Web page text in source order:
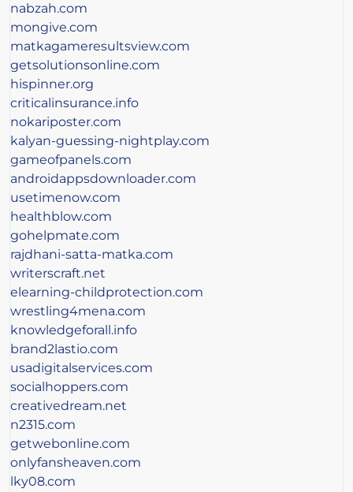
nabzah.com
mongive.com
matkagameresultsview.com
getsolutionsonline.com
hispinner.org
criticalinsurance.info
nokariposter.com
kalyan-guessing-nightplay.com
gameofpanels.com
androidappsdownloader.com
usetimenow.com
healthblow.com
gohelpmate.com
rajdhani-satta-matka.com
writerscraft.net
elearning-childprotection.com
wrestling4mena.com
knowledgeforall.info
brand2lastio.com
usadigitalservices.com
socialhoppers.com
creativedream.net
n2315.com
getwebonline.com
onlyfansheaven.com
lky08.com